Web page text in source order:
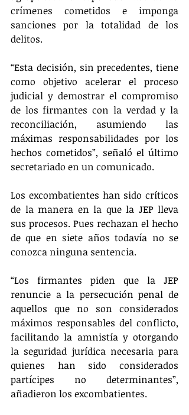
crímenes cometidos e imponga
sanciones por la totalidad de los
delitos.
“Esta decisión, sin precedentes, tiene
como objetivo acelerar el proceso
judicial y demostrar el compromiso
de los firmantes con la verdad y la
reconciliación, asumiendo las
máximas responsabilidades por los
hechos cometidos”, señaló el último
secretariado en un comunicado.
Los excombatientes han sido críticos
de la manera en la que la JEP lleva
sus procesos. Pues rechazan el hecho
de que en siete años todavía no se
conozca ninguna sentencia.
“Los firmantes piden que la JEP
renuncie a la persecución penal de
aquellos que no son considerados
máximos responsables del conflicto,
facilitando la amnistía y otorgando
la seguridad jurídica necesaria para
quienes han sido considerados
partícipes no determinantes”,
añadieron los excombatientes.